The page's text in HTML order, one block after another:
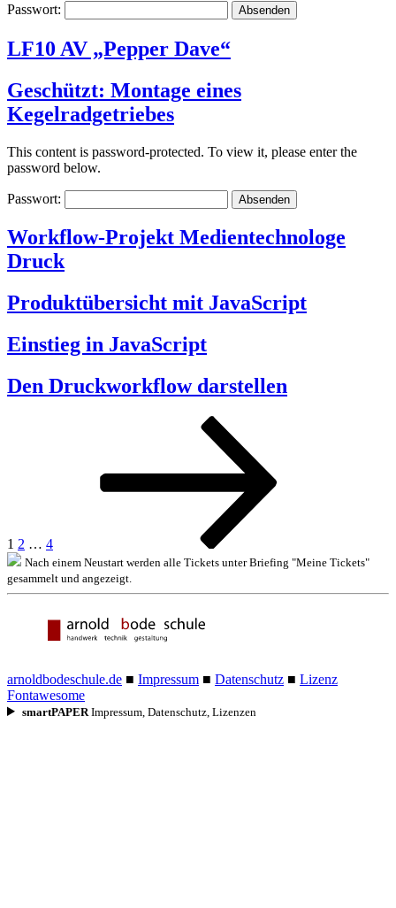
Passwort:
LF10 AV „Pepper Dave“
Geschützt: Montage eines
Kegelradgetriebes
This content is password-protected. To view it, please enter the
password below.
Passwort:
Workflow-Projekt Medientechnologe
Druck
Produktübersicht mit JavaScript
Einstieg in JavaScript
Den Druckworkflow darstellen
1 2 … 4
Nach einem Neustart werden alle Tickets unter Briefing "Meine Tickets"
gesammelt und angezeigt.
arnoldbodeschule.de ■ Impressum ■ Datenschutz ■ Lizenz
Fontawesome
smartPAPER Impressum, Datenschutz, Lizenzen